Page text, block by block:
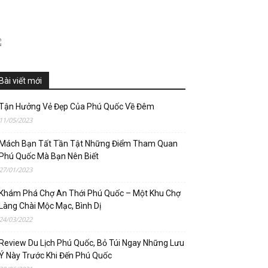
viết mới
Hưởng Vẻ Đẹp Của Phú Quốc Về Đêm
05/2023
Bạn Tất Tần Tật Những Điểm Tham Quan
Quốc Mà Bạn Nên Biết
01/2023
Phá Chợ An Thới Phú Quốc – Một Khu Chợ
Chài Mộc Mạc, Bình Dị
03/2022
Du Lịch Phú Quốc, Bỏ Túi Ngay Những Lưu
Này Trước Khi Đến Phú Quốc